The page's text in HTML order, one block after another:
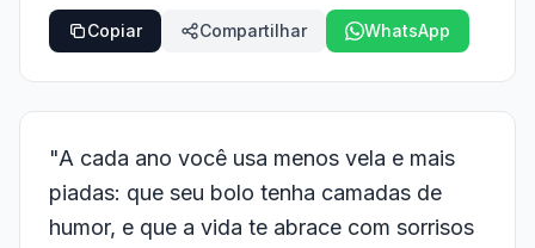
Copiar Compartilhar WhatsApp
"A cada ano você usa menos vela e mais
piadas: que seu bolo tenha camadas de
humor, e que a vida te abrace com sorrisos